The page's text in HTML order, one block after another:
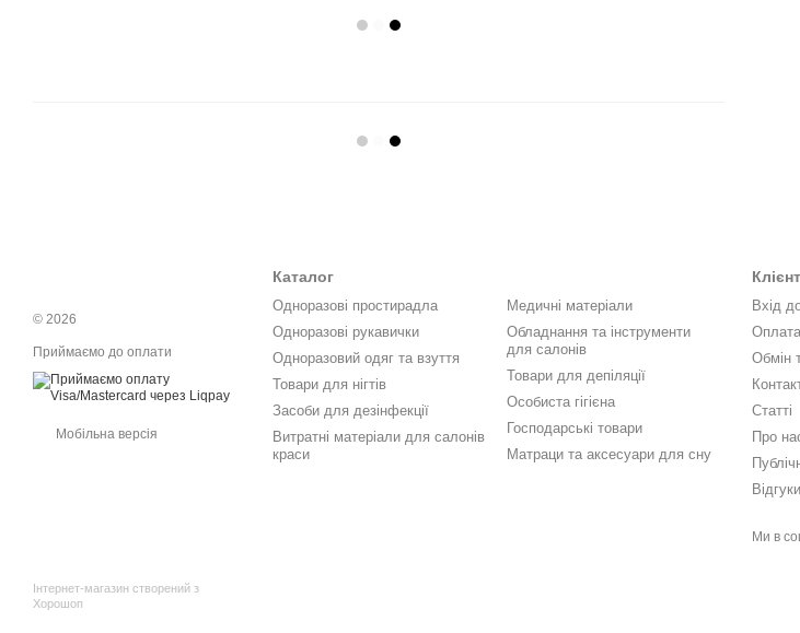
© 2026
Приймаємо до оплати
Мобільна версія
Інтернет-магазин створений з
Хорошоп
Каталог
Одноразові простирадла
Одноразові рукавички
Одноразовий одяг та взуття
Товари для нігтів
Засоби для дезінфекції
Витратні матеріали для салонів
краси
Медичні матеріали
Обладнання та інструменти
для салонів
Товари для депіляції
Особиста гігієна
Господарські товари
Матраци та аксесуари для сну
Вхід
Обмін
Статті
Про
Ми в